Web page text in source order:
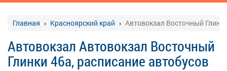
Главная Красноярский край Автовокзал Восточный
Автовокзал Автовокзал Восточный
Глинки 46а, расписание автобусов